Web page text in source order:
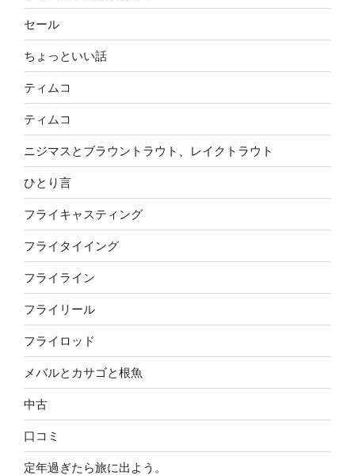
セール
ちょっといい話
ティムコ
ティムコ
ニジマスとブラウントラウト、レイクトラウト
ひとり言
フライキャスティング
フライタイイング
フライライン
フライリール
フライロッド
メバルとカサゴと根魚
中古
口コミ
定年過ぎたら旅に出よう。